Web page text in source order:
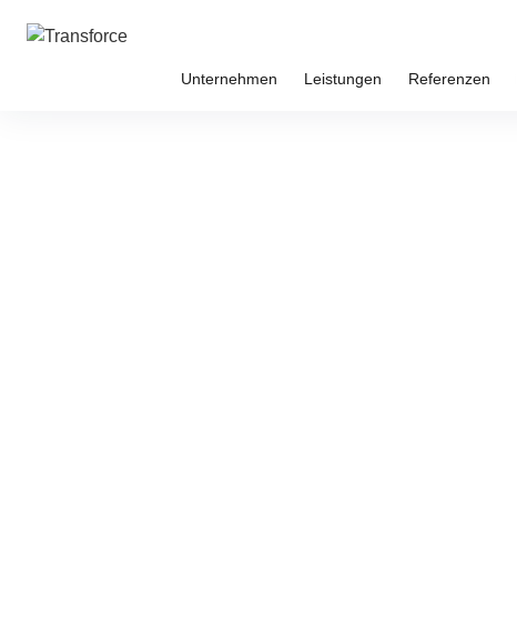
Transforce
Unternehmen
Leistungen Referenzen